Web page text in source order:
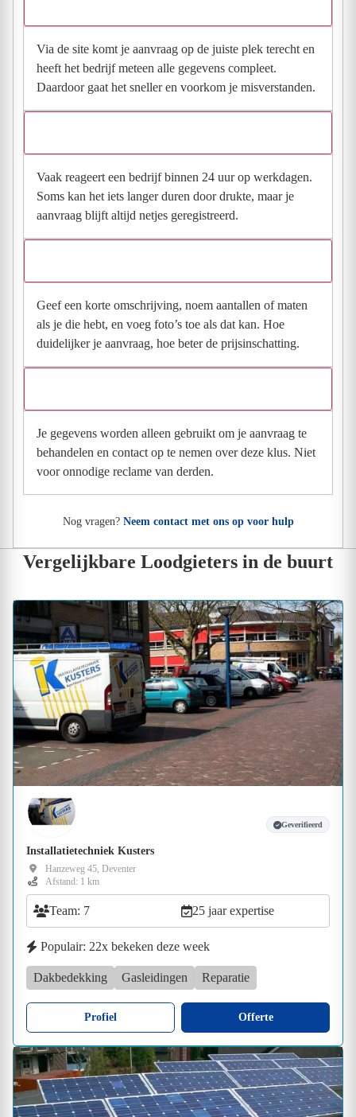
Via de site komt je aanvraag op de juiste plek terecht en
heeft het bedrijf meteen alle gegevens compleet.
Daardoor gaat het sneller en voorkom je misverstanden.
Vaak reageert een bedrijf binnen 24 uur op werkdagen.
Soms kan het iets langer duren door drukte, maar je
aanvraag blijft altijd netjes geregistreerd.
Geef een korte omschrijving, noem aantallen of maten
als je die hebt, en voeg foto’s toe als dat kan. Hoe
duidelijker je aanvraag, hoe beter de prijsinschatting.
Je gegevens worden alleen gebruikt om je aanvraag te
behandelen en contact op te nemen over deze klus. Niet
voor onnodige reclame van derden.
Nog vragen? Neem contact met ons op voor hulp
Vergelijkbare Loodgieters in de buurt
Geverifieerd
Installatietechniek Kusters
Hanzeweg 45, Deventer
Afstand: 1 km
Team: 7 25 jaar expertise
Populair: 22x bekeken deze week
Dakbedekking Gasleidingen Reparatie
Profiel Offerte